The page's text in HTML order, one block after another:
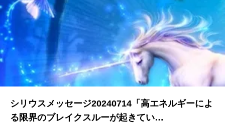
シリウスメッセージ20240714「高エネルギーによ
る限界のブレイクスルーが起きてい…